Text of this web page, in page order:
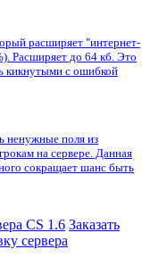
расширяет "интернет-
Расширяет до 64 кб. Это
кикнутыми с ошибкой
ненужные поля из
на сервере. Данная
сокращает шанс быть
CS 1.6 Заказать
сервера